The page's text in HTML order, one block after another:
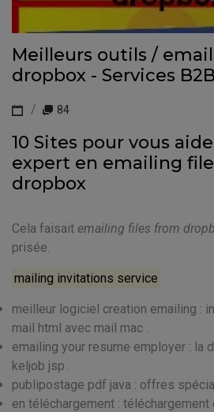
Meilleurs outils /
dropbox - Services B2B
84
10 Sites pour vous
expert en emailing
dropbox
Cela faisait emailing files from
prisée.
mailing invitations service
meilleur logiciel creation emailing :
mail html avec mail mac .
emailing your resume employer : la
keljob jsp .
publipostage pdf java : offres
en téléchargement :